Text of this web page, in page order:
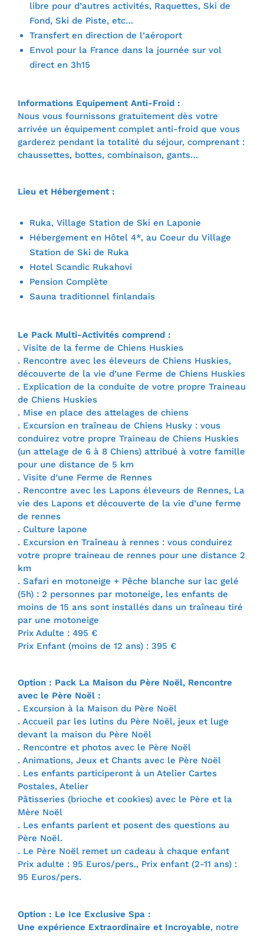
libre pour d’autres activités, Raquettes, Ski de
Fond, Ski de Piste, etc…
Transfert en direction de l’aéroport
Envol pour la France dans la journée sur vol
direct en 3h15
Informations Equipement Anti-Froid :
Nous vous fournissons gratuitement dès votre
arrivée un équipement complet anti-froid que vous
garderez pendant la totalité du séjour, comprenant :
chaussettes, bottes, combinaison, gants…
Lieu et Hébergement :
Ruka, Village Station de Ski en Laponie
Hébergement en Hôtel 4*, au Coeur du Village
Station de Ski de Ruka
Hotel Scandic Rukahovi
Pension Complète
Sauna traditionnel finlandais
Le Pack Multi-Activités comprend :
. Visite de la ferme de Chiens Huskies
. Rencontre avec les éleveurs de Chiens Huskies,
découverte de la vie d’une Ferme de Chiens Huskies
. Explication de la conduite de votre propre Traineau
de Chiens Huskies
. Mise en place des attelages de chiens
. Excursion en traîneau de Chiens Husky : vous
conduirez votre propre Traineau de Chiens Huskies
(un attelage de 6 à 8 Chiens) attribué à votre famille
pour une distance de 5 km
. Visite d’une Ferme de Rennes
. Rencontre avec les Lapons éleveurs de Rennes, La
vie des Lapons et découverte de la vie d’une ferme
de rennes
. Culture lapone
. Excursion en Traîneau à rennes : vous conduirez
votre propre traineau de rennes pour une distance 2
km
. Safari en motoneige + Pêche blanche sur lac gelé
(5h) : 2 personnes par motoneige, les enfants de
moins de 15 ans sont installés dans un traîneau tiré
par une motoneige
Prix Adulte : 495 €
Prix Enfant (moins de 12 ans) : 395 €
Option : Pack La Maison du Père Noël, Rencontre
avec le Père Noël :
. Excursion à la Maison du Père Noël
. Accueil par les lutins du Père Noël, jeux et luge
devant la maison du Père Noël
. Rencontre et photos avec le Père Noël
. Animations, Jeux et Chants avec le Père Noël
. Les enfants participeront à un Atelier Cartes
Postales, Atelier
Pâtisseries (brioche et cookies) avec le Père et la
Mère Noël
. Les enfants parlent et posent des questions au
Père Noël.
. Le Père Noël remet un cadeau à chaque enfant
Prix adulte : 95 Euros/pers., Prix enfant (2-11 ans) :
95 Euros/pers.
Option : Le Ice Exclusive Spa :
Une expérience Extraordinaire et Incroyable, notre